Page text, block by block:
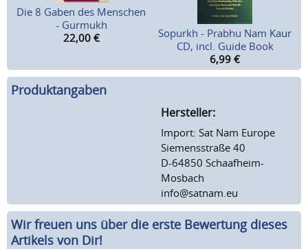
Die 8 Gaben des Menschen
- Gurmukh
22,00 €
Sopurkh - Prabhu Nam Kaur
CD, incl. Guide Book
6,99 €
Produktangaben
Hersteller:
Import: Sat Nam Europe
Siemensstraße 40
D-64850 Schaafheim-
Mosbach
info@satnam.eu
Wir freuen uns über die erste Bewertung dieses
Artikels von Dir!